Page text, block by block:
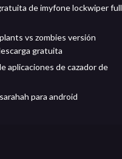
de imyfone lockwiper full
vs zombies versión
gratuita
aplicaciones de cazador de
para android